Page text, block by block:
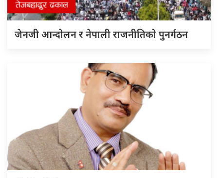
जेनजी आन्दोलन र नेपाली राजनीतिको पुनर्गठन